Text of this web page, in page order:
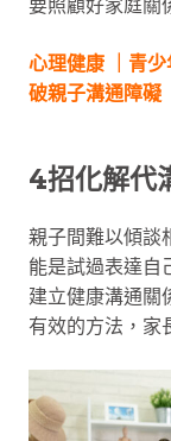
要照顧好家庭關
心理健康 ｜青
破親子溝通障礙
4招化解代
親子間難以傾談
能是試過表達自
建立健康溝通關
有效的方法，家